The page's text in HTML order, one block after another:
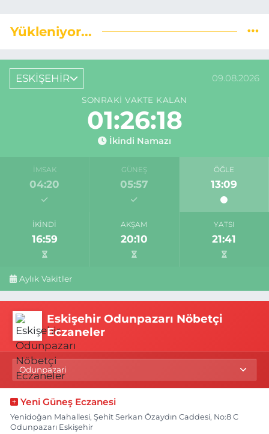
Yükleniyor...
ESKİŞEHİR 09.08.2026
SONRAKI VAKTE KALAN
01:26:17
İkindi Namazı
İMSAK
04:20
GÜNEŞ
05:57
ÖĞLE
13:09
İKINDI
16:59
AKŞAM
20:10
YATSI
21:41
Aylık Vakitler
Eskişehir Odunpazarı Nöbetçi
Eczaneler
Yeni Güneş Eczanesi
Yenidoğan Mahallesi, Şehit Serkan Özaydın Caddesi, No:8 C
Odunpazarı Eskişehir